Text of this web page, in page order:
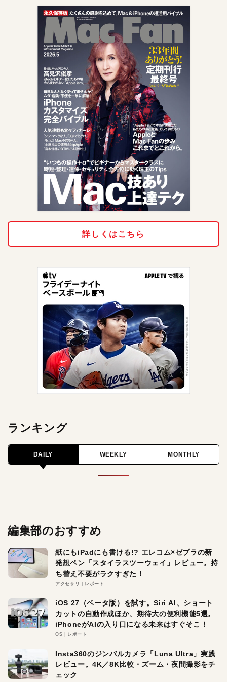
詳しくはこちら
ランキング
DAILY WEEKLY MONTHLY
編集部のおすすめ
紙にもiPadにも書ける!? エレコム×ゼブラの新
発想ペン「スタイラスツーウェイ」レビュー。持
ち替え不要がラクすぎた！
アクセサリ レポート
iOS 27（ベータ版）を試す。Siri AI、ショート
カットの自動作成ほか、期待大の便利機能5選。
iPhoneがAIの入り口になる未来はすぐそこ！
OS レポート
Insta360のジンバルカメラ「Luna Ultra」実践
レビュー。4K／8K比較・ズーム・夜間撮影をチ
ェック